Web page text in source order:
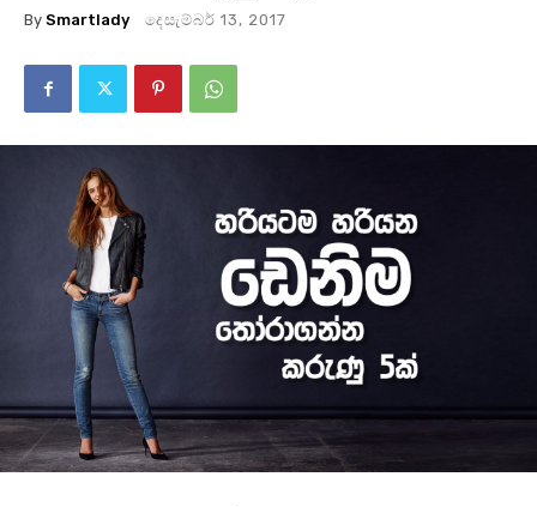
By Smartlady දෙසැම්බර් 13, 2017